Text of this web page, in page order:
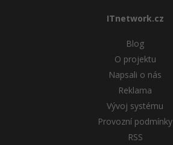
ITnetwork.cz
Blog
O projektu
Napsali o nás
Reklama
Vývoj systému
Provozní podmínky
RSS